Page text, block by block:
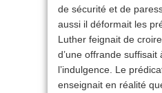
de sécurité et de
aussi il déformait les
Luther feignait de
d’une offrande suffisait
l’indulgence. Le
enseignait en réalité